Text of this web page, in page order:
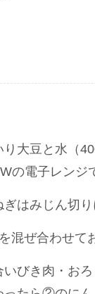
り大豆と水（
の電子レンジ
ぎはみじん切
混ぜ合わせて
いびき肉・お